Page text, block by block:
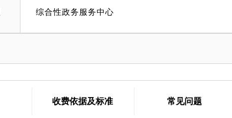
综合性政务服务中心
收费依据及标准 常见问题